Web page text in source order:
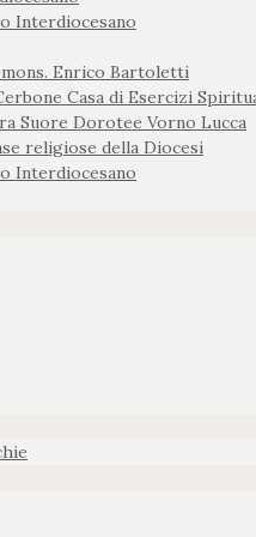
Interdiocesano
mons. Enrico Bartoletti
Casa di Esercizi
Suore Dorotee Vorno Lucca
religiose della Diocesi
Interdiocesano